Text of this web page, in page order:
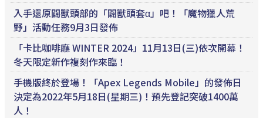
入手還原闢獸頭部的「闢獸頭套α」吧！「魔物獵人荒
野」活動任務9月3日發佈
「卡比咖啡廳 WINTER 2024」11月13日(三)依次開幕！
冬天限定新作複刻作來臨！
手機版終於登場！「Apex Legends Mobile」的發佈日
決定為2022年5月18日(星期三)！預先登記突破1400萬
人！